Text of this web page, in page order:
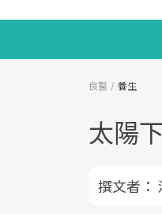
良醫 養生
太陽
撰文者：